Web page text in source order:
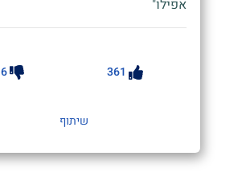
אפילו"
361
6
שיתוף